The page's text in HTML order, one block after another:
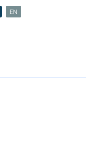
EN